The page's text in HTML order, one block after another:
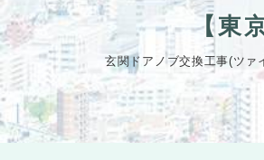
【東
玄関ドアノブ交換工事(ツ